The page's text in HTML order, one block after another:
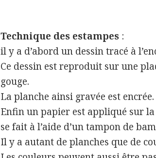
Technique des estampes :
il y a d’abord un dessin tracé à
Ce dessin est reproduit sur une
gouge.
La planche ainsi gravée est encrée.
Enfin un papier est appliqué sur
se fait à l’aide d’un tampon de
Il y a autant de planches que de